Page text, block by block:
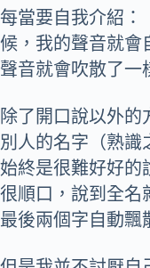
每當要自我介紹：
候，我的聲音就會
聲音就會吹散了一
除了開口說以外的
別人的名字（熟識
始終是很難好好的
很順口，說到全名
最後兩個字自動飄